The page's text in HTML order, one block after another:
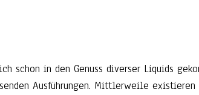
schon in den Genuss diverser Liquids
Ausführungen. Mittlerweile existieren